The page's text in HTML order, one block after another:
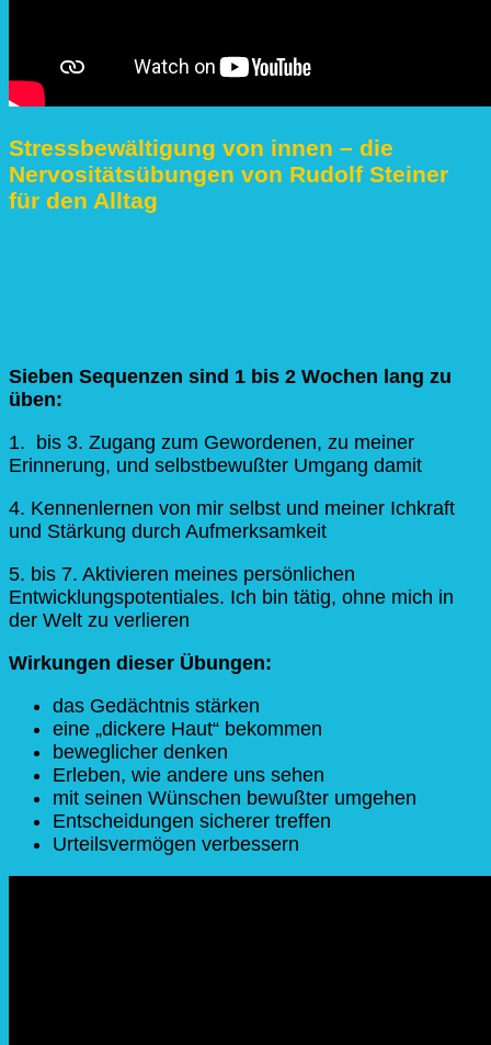
Stressbewältigung von innen – die
Nervositätsübungen von Rudolf Steiner
für den Alltag
Sieben Sequenzen sind 1 bis 2 Wochen lang zu
üben:
1. bis 3. Zugang zum Gewordenen, zu meiner
Erinnerung, und selbstbewußter Umgang damit
4. Kennenlernen von mir selbst und meiner Ichkraft
und Stärkung durch Aufmerksamkeit
5. bis 7. Aktivieren meines persönlichen
Entwicklungspotentiales. Ich bin tätig, ohne mich in
der Welt zu verlieren
Wirkungen dieser Übungen:
das Gedächtnis stärken
eine „dickere Haut“ bekommen
beweglicher denken
Erleben, wie andere uns sehen
mit seinen Wünschen bewußter umgehen
Entscheidungen sicherer treffen
Urteilsvermögen verbessern